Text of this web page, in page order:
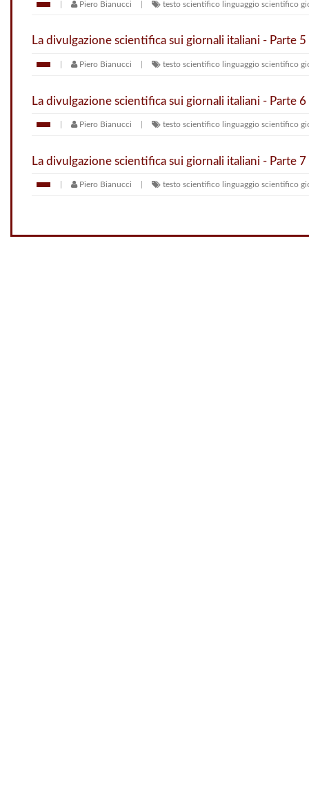
Piero Bianucci testo scientifico linguaggio scientifico
La divulgazione scientifica sui giornali italiani - Parte 5
Piero Bianucci testo scientifico linguaggio scientifico
La divulgazione scientifica sui giornali italiani - Parte 6
Piero Bianucci testo scientifico linguaggio scientifico
La divulgazione scientifica sui giornali italiani - Parte 7
Piero Bianucci testo scientifico linguaggio scientifico